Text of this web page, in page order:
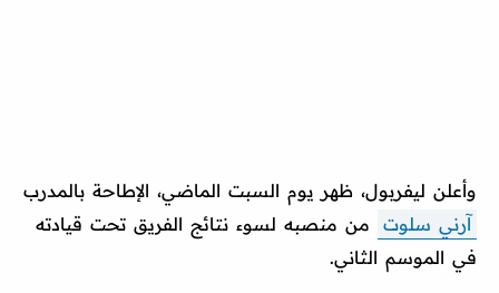
وأعلن ليفربول، ظهر يوم السبت الماضي، الإطاحة بالمدرب
آرني سلوت
من منصبه لسوء نتائج الفريق تحت قيادته
في الموسم الثاني.